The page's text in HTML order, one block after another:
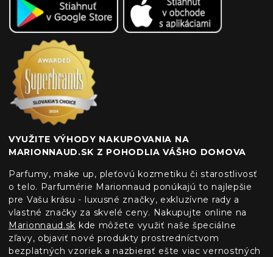
VYUŽITE VÝHODY NAKUPOVANIA NA
MARIONNAUD.SK Z POHODLIA VÁŠHO DOMOVA
Parfumy, make up, pleťovú kozmetiku či starostlivosť
o telo. Parfumérie Marionnaud ponúkajú to najlepšie
pre Vašu krásu - luxusné značky, exkluzívne rady a
vlastné značky za skvelé ceny. Nakupujte online na
Marionnaud.sk kde môžete využiť naše špeciálne
zľavy, objaviť nové produkty prostredníctvom
bezplatných vzoriek a nazbierať ešte viac vernostných